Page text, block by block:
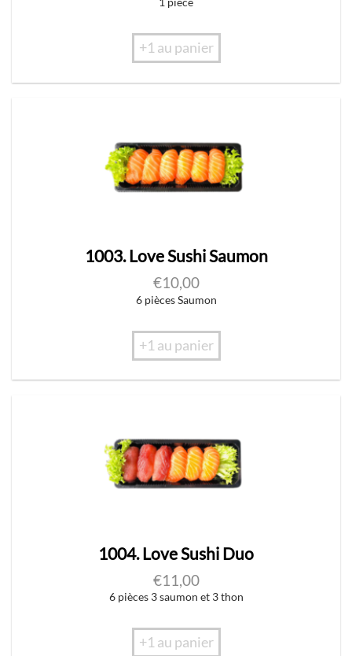
+1 au panier
1003. Love Sushi Saumon
€10,00
6 pièces Saumon
+1 au panier
1004. Love Sushi Duo
€11,00
6 pièces 3 saumon et 3 thon
+1 au panier